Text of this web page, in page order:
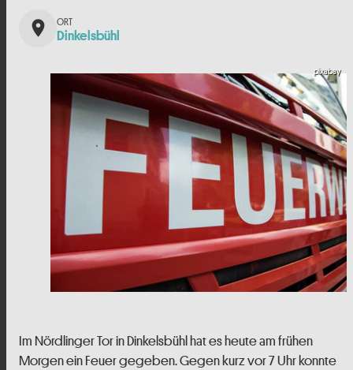
place Dinkelsbühl
pixabay
Im Nördlinger Tor in Dinkelsbühl hat es heute am frühen
Morgen ein Feuer gegeben. Gegen kurz vor 7 Uhr konnte